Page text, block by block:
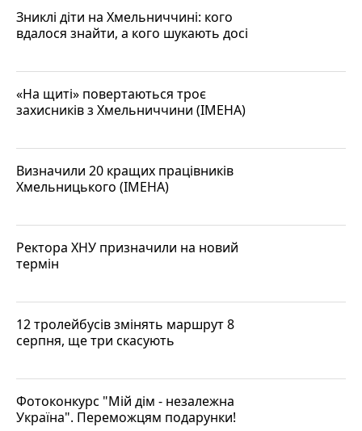
Зниклі діти на Хмельниччині: кого
вдалося знайти, а кого шукають досі
«На щиті» повертаються троє
захисників з Хмельниччини (ІМЕНА)
Визначили 20 кращих працівників
Хмельницького (ІМЕНА)
Ректора ХНУ призначили на новий
термін
12 тролейбусів змінять маршрут 8
серпня, ще три скасують
Фотоконкурс "Мій дім - незалежна
Україна". Переможцям подарунки!